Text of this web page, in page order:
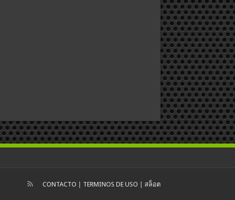
CONTACTO TERMINOS DE USO สล็อต